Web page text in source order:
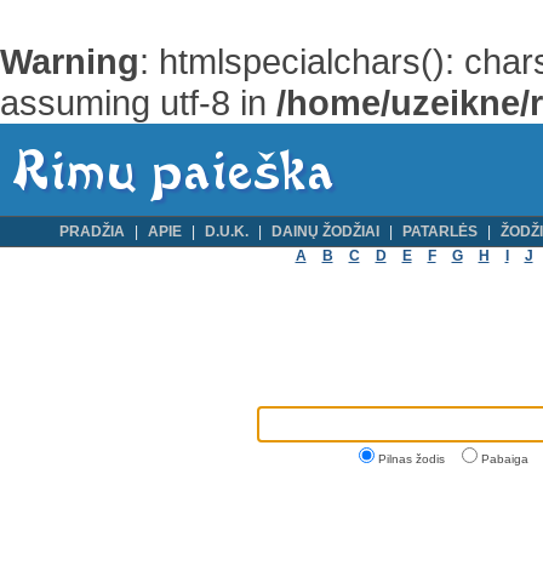
Warning: htmlspecialchars():
assuming utf-8 in /home/
PRADŽIA APIE D.U.K. DAINŲ ŽODŽIAI PATARLĖS
A
B C D E F G H J
Pilnas žodis Pabaiga